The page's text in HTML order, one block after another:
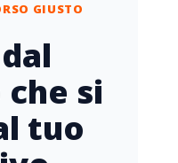
GIUSTO
si
tuo